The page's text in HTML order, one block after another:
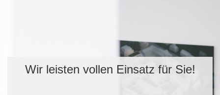
Wir leisten vollen Einsatz für Sie!